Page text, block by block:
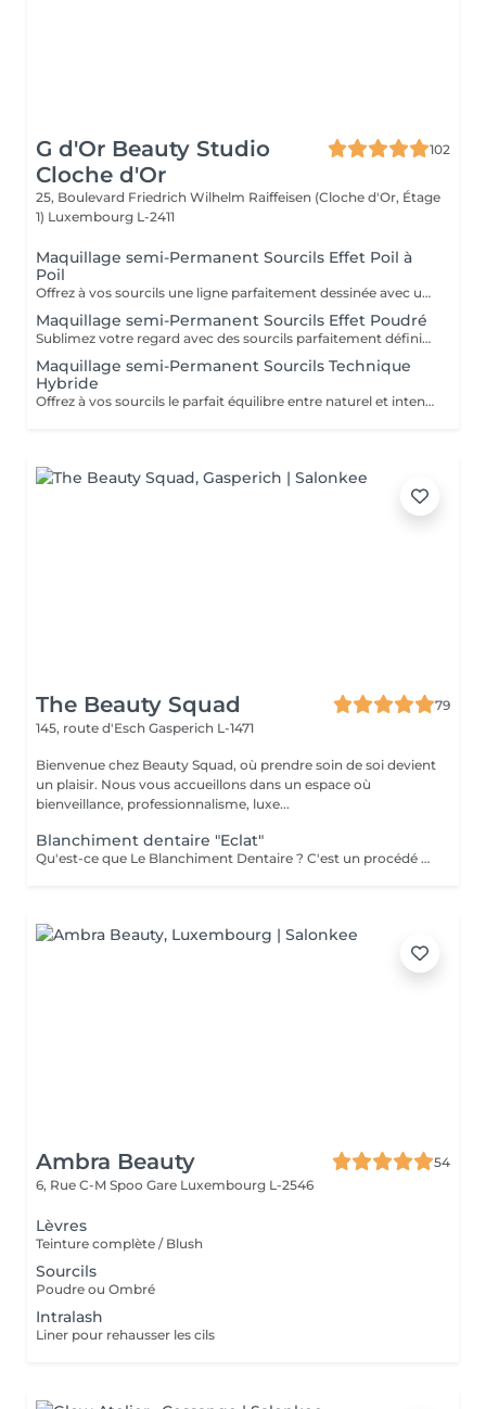
G d'Or Beauty Studio
Cloche d'Or
102
25, Boulevard Friedrich Wilhelm Raiffeisen (Cloche d'Or, Étage
1) Luxembourg L-2411
Maquillage semi-Permanent Sourcils Effet Poil à
Poil
Offrez à vos sourcils une ligne parfaitement dessinée avec un rendu ultra naturel. La technique poil à poil permet de recréer chaque poil avec finesse pour un effet réaliste, idéal pour combler les zones clairsemées et structurer le regard en douceur. Résultat longue durée, harmonieux et adapté à la morphologie de votre visage, pour des sourcils impeccables au quotidien, sans maquillage.
Maquillage semi-Permanent Sourcils Effet Poudré
Sublimez votre regard avec des sourcils parfaitement définis et intensifiés. La technique effet poudré offre un rendu maquillé, doux et uniforme, similaire à un effet crayon ou ombré. Idéale pour structurer le regard et apporter plus de densité tout en restant élégant. Résultat longue durée, soigné et adapté à votre visage, pour des sourcils impeccables jour après jour sans effort.
Maquillage semi-Permanent Sourcils Technique
Hybride
Offrez à vos sourcils le parfait équilibre entre naturel et intensité. La technique hybride combine le poil à poil et l'effet poudré pour un rendu à la fois réaliste et structuré. Idéale pour combler les zones clairsemées tout en apportant de la densité et une finition légèrement maquillée. Résultat longue durée, harmonieux et personnalisé, pour des sourcils sublimés au quotidien sans effort.
The Beauty Squad
79
145, route d'Esch Gasperich L-1471
Bienvenue chez Beauty Squad, où prendre soin de soi devient
un plaisir. Nous vous accueillons dans un espace où
bienveillance, professionnalisme, luxe...
Blanchiment dentaire "Eclat"
Qu'est-ce que Le Blanchiment Dentaire ? C'est un procédé qui utilise un gel blanchissant activé par une lumière avec une fréquence spécifique. Celui-ci agit sur l'émail et la dentine des dents sans affecter la structure de la dent. Le blanchiment dentaire est sûr, efficace et rapide. Pourquoi vos dents se colorent-elles ? Pour de nombreuses raisons. Les plus communes sont l'âge, la consommation de produits qui colorent les dents comme le café, le thé, les sodas, le tabac, etc. ou à cause d'un traumatisme. Pendant la période de croissance des dents, une prise régulière de tétracycline et d'autres antibiotiques peuvent également être à la base de ces décolorations. Est-ce sans danger ? La sécurité et l'efficacité du produit sont bien établies. Le produit est utilisé en toute sécurité depuis plusieurs années pour le traitement des gencives et des tissus mous. On évite l'utilisation chez les femmes enceintes ou qui allaitent. L'usage du tabac est contre-indiqué pendant le traitement de blanchiment. Certains patients éprouvent une augmentation temporaire de la sensibilité au froid pendant le traitement. Ces symptômes disparaissent entre 1 à 3 jours après la fin du traitement. Un blanchiment dentaire est-il efficace ? Oui. Le blanchiment dentaire permet d'enlever la plupart des tâches et des colorations causées par les aliments, le tabac, un traitement de canal ou le vieillissement naturel des dents. Une étude a démontré que l'utilisation de la lampe augmente l'efficacité du gel
Ambra Beauty
54
6, Rue C-M Spoo Gare Luxembourg L-2546
Lèvres
Teinture complète / Blush
Sourcils
Poudre ou Ombré
Intralash
Liner pour rehausser les cils